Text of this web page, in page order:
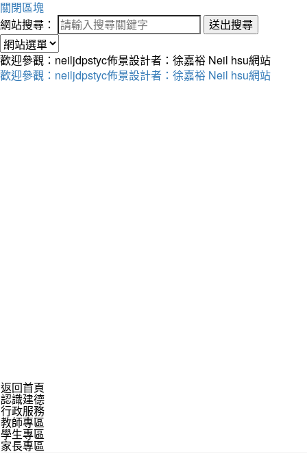
關閉區塊
網站搜尋：
送出搜尋
歡迎參觀：neiljdpstyc佈景設計者：徐嘉裕 Neil hsu網站
歡迎參觀：neiljdpstyc佈景設計者：徐嘉裕 Neil hsu網站
返回首頁
認識建德
行政服務
教師專區
學生專區
家長專區